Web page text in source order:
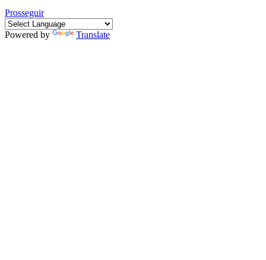
Prosseguir
Powered by Translate